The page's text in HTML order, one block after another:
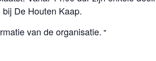
De Houten Kaap.
van de organisatie.